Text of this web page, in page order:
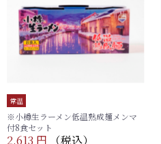
常温
※小樽生ラーメン低温熟成麺メンマ
付8食セット
2,613 円 （税込）